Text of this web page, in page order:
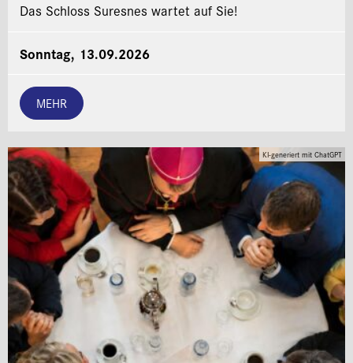
Das Schloss Suresnes wartet auf Sie!
Sonntag, 13.09.2026
MEHR
KI-generiert mit ChatGPT